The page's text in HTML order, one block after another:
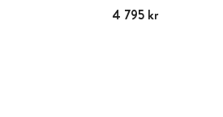
Pris:4 795 kr
4 795 kr